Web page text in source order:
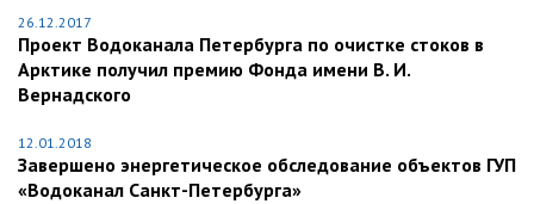
26.12.2017
Проект Водоканала Петербурга по очистке стоков в
Арктике получил премию Фонда имени В. И.
Вернадского
12.01.2018
Завершено энергетическое обследование объектов ГУП
«Водоканал Санкт-Петербурга»